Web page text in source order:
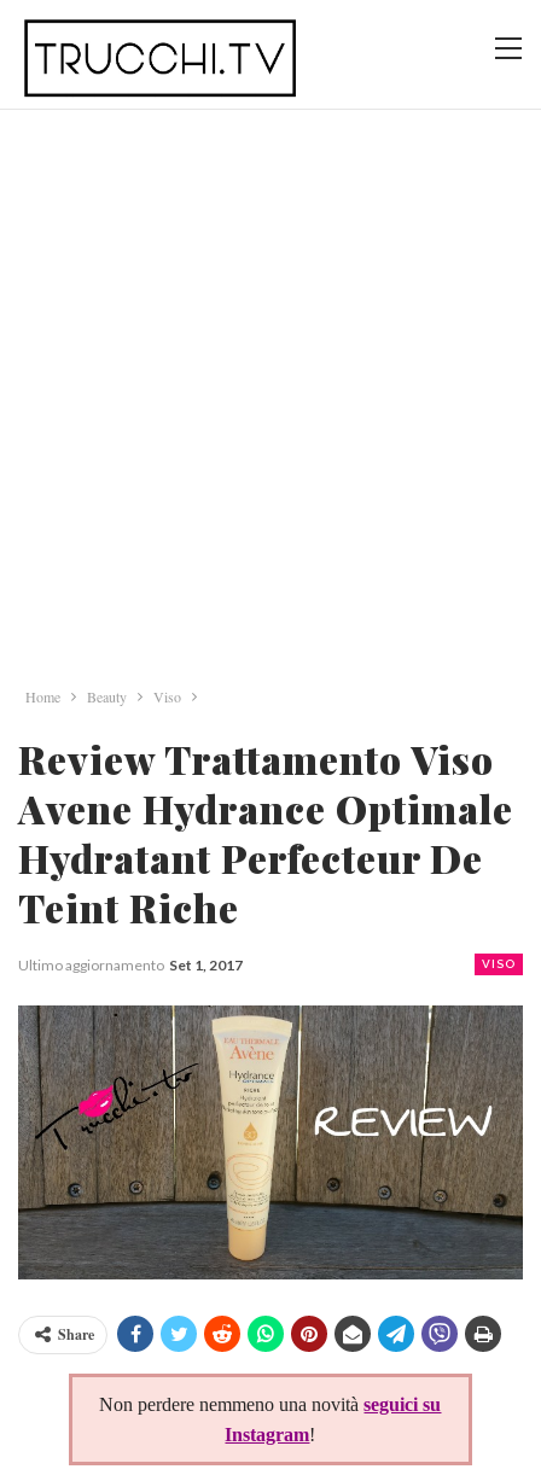
Home Beauty Viso
Review Trattamento Viso
Avene Hydrance Optimale
Hydratant Perfecteur De
Teint Riche
VISO
Ultimo aggiornamento Set 1, 2017
Share
Non perdere nemmeno una novitàseguici su
Instagram!